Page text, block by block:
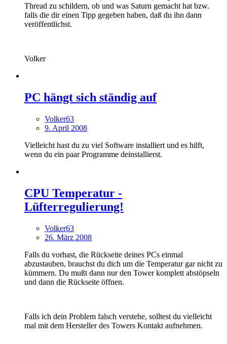
Thread zu schildern, ob und was Saturn gemacht hat bzw.
falls die dir einen Tipp gegeben haben, daß du ihn dann
veröffentlichst.
Volker
PC hängt sich ständig auf
Volker63
9. April 2008
Vielleicht hast du zu viel Software installiert und es hilft,
wenn du ein paar Programme deinstallierst.
CPU Temperatur -
Lüfterregulierung!
Volker63
26. März 2008
Falls du vorhast, die Rückseite deines PCs einmal
abzustauben, brauchst du dich um die Temperatur gar nicht zu
kümmern. Du mußt dann nur den Tower komplett abstöpseln
und dann die Rückseite öffnen.
Falls ich dein Problem falsch verstehe, solltest du vielleicht
mal mit dem Hersteller des Towers Kontakt aufnehmen.